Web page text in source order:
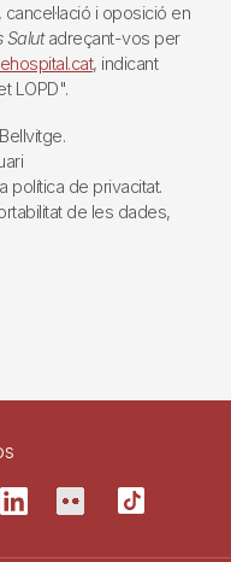
i oposició en
Salutadreçant-vos per
, indicant
LOPD".
política de privacitat.
de les dades,